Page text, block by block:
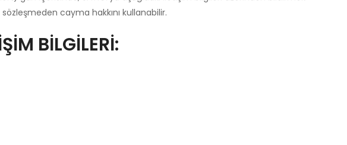
cayma hakkını kullanabilir.
BİLGİLERİ: